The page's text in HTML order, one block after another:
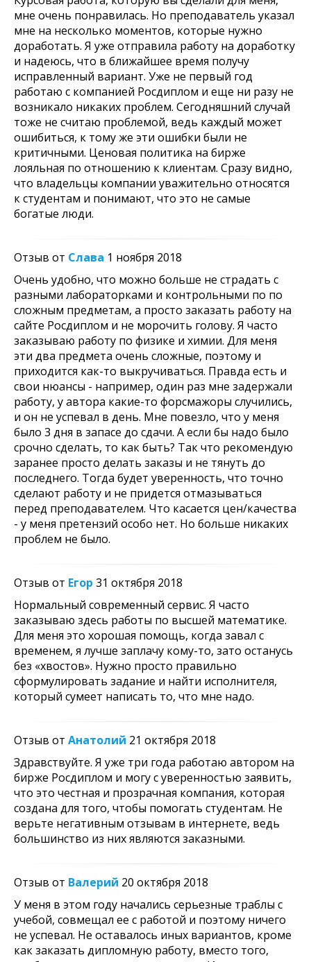
мне очень понравилась. Но преподаватель указал
мне на несколько моментов, которые нужно
доработать. Я уже отправила работу на доработку
и надеюсь, что в ближайшее время получу
исправленный вариант. Уже не первый год
работаю с компанией Росдиплом и еще ни разу не
возникало никаких проблем. Сегодняшний случай
тоже не считаю проблемой, ведь каждый может
ошибиться, к тому же эти ошибки были не
критичными. Ценовая политика на бирже
лояльная по отношению к клиентам. Сразу видно,
что владельцы компании уважительно относятся
к студентам и понимают, что это не самые
богатые люди.
Отзыв от Слава 1 ноября 2018
Очень удобно, что можно больше не страдать с
разными лабораторками и контрольными по по
сложным предметам, а просто заказать работу на
сайте Росдиплом и не морочить голову. Я часто
заказываю работу по физике и химии. Для меня
эти два предмета очень сложные, поэтому и
приходится как-то выкручиваться. Правда есть и
свои нюансы - например, один раз мне задержали
работу, у автора какие-то форсмажоры случились,
и он не успевал в день. Мне повезло, что у меня
было 3 дня в запасе до сдачи. А если бы надо было
срочно сделать, то как быть? Так что рекомендую
заранее просто делать заказы и не тянуть до
последнего. Тогда будет уверенность, что точно
сделают работу и не придется отмазываться
перед преподавателем. Что касается цен/качества
- у меня претензий особо нет. Но больше никаких
проблем не было.
Отзыв от Егор 31 октября 2018
Нормальный современный сервис. Я часто
заказываю здесь работы по высшей математике.
Для меня это хорошая помощь, когда завал с
временем, я лучше заплачу кому-то, зато останусь
без «хвостов». Нужно просто правильно
сформулировать задание и найти исполнителя,
который сумеет написать то, что мне надо.
Отзыв от Анатолий 21 октября 2018
Здравствуйте. Я уже три года работаю автором на
бирже Росдиплом и могу с уверенностью заявить,
что это честная и прозрачная компания, которая
создана для того, чтобы помогать студентам. Не
верьте негативным отзывам в интернете, ведь
большинство из них являются заказными.
Отзыв от Валерий 20 октября 2018
У меня в этом году начались серьезные траблы с
учебой, совмещал ее с работой и поэтому ничего
не успевал. Не оставалось иных вариантов, кроме
как заказать дипломную работу, вместо того,